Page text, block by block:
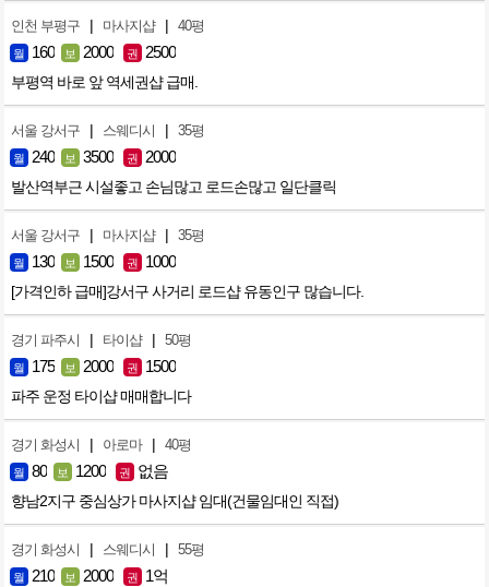
인천 부평구 | 마사지샵 | 40평
월 160 보 2000 권 2500
부평역 바로 앞 역세권샵 급매.
서울 강서구 | 스웨디시 | 35평
월 240 보 3500 권 2000
발산역부근 시설좋고 손님많고 로드손많고 일단클릭
서울 강서구 | 마사지샵 | 35평
월 130 보 1500 권 1000
[가격인하 급매]강서구 사거리 로드샵 유동인구 많습니다.
경기 파주시 | 타이샵 | 50평
월 175 보 2000 권 1500
파주 운정 타이샵 매매합니다
경기 화성시 | 아로마 | 40평
월 80 보 1200 권 없음
향남2지구 중심상가 마사지샵 임대(건물임대인 직접)
경기 화성시 | 스웨디시 | 55평
월 210 보 2000 권 1억